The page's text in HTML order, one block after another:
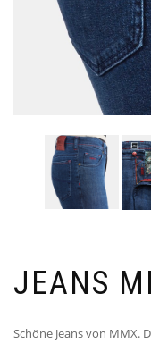
JEANS
Schöne Jeans von MMX.